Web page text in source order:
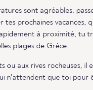
sont agréables.
tes prochaines vacances,
à proximité, tu
plages de Grèce.
ou aux rives rocheuses, il
n'attendent que toi pour